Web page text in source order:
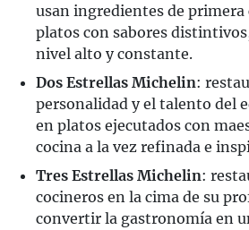
usan ingredientes de primera
platos con sabores
nivel alto y constante.
Dos Estrellas Michelin:
personalidad y el talento del
en platos ejecutados con
cocina a la vez refinada e
Tres Estrellas Michelin:
cocineros en la cima de su
convertir la gastronomía en